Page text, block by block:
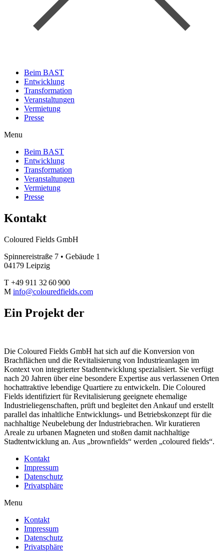
Beim BAST
Entwicklung
Transformation
Veranstaltungen
Vermietung
Presse
Menu
Beim BAST
Entwicklung
Transformation
Veranstaltungen
Vermietung
Presse
Kontakt
Coloured Fields GmbH
Spinnereistraße 7 • Gebäude 1
04179 Leipzig
T +49 911 32 60 900
M info@colouredfields.com
Ein Projekt der
Die Coloured Fields GmbH hat sich auf die Konversion von
Brachflächen und die Revitalisierung von Industrieanlagen im
Kontext von integrierter Stadtentwicklung spezialisiert. Sie verfügt
nach 20 Jahren über eine besondere Expertise aus verlassenen Orten
hochattraktive lebendige Quartiere zu entwickeln. Die Coloured
Fields identifiziert für Revitalisierung geeignete ehemalige
Industrieliegenschaften, prüft und begleitet den Ankauf und erstellt
parallel das inhaltliche Entwicklungs- und Betriebskonzept für die
nachhaltige Neubelebung der Industriebrachen. Wir kuratieren
Areale zu urbanen Magneten und stoßen damit nachhaltige
Stadtentwicklung an. Aus „brownfields“ werden „coloured fields“.
Kontakt
Impressum
Datenschutz
Privatsphäre
Menu
Kontakt
Impressum
Datenschutz
Privatsphäre